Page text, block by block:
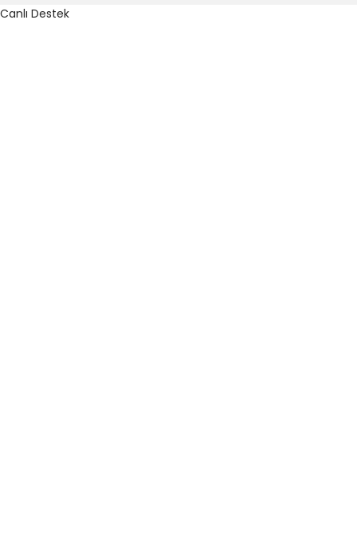
Canlı Destek